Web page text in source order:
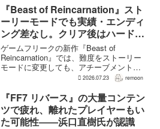
何度も挑戦すれば先へ進める...
『Beast of Reincarnation』スト
ーリーモードでも実績・エンディ
ング差なし。クリア後はハード超
えのNEW GAME+も
ゲームフリークの新作『Beast of
Reincarnation』では、難度をストーリー
モードに変更しても、アチーブメントや
収集要素、エンディングに違いはない。
難度のNEW GAME+も用意されてい
る。...
2026.07.23 remoon
『FF7 リバース』の大量コンテン
ツで疲れ、離れたプレイヤーもい
た可能性――浜口直樹氏が認識